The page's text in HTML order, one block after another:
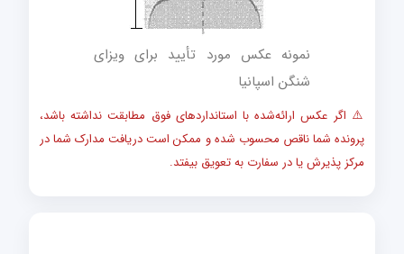
نمونه عکس مورد تأیید برای ویزای
شنگن اسپانیا
⚠️ اگر عکس ارائه‌شده با استانداردهای فوق مطابقت نداشته باشد،
پرونده شما ناقص محسوب شده و ممکن است دریافت مدارک شما در
مرکز پذیرش یا در سفارت به تعویق بیفتد.